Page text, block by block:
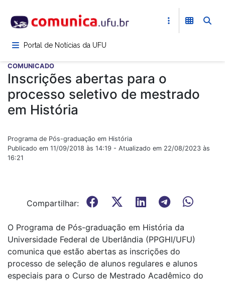
para
conteúdoPortal de Notícias da UFU
COMUNICADO
Inscrições abertas para o
processo seletivo de mestrado
em História
Programa de Pós-graduação em História
Publicado em 11/09/2018 às 14:19 - Atualizado em 22/08/2023 às
16:21
Compartilhar:
O Programa de Pós-graduação em História da
Universidade Federal de Uberlândia (PPGHI/UFU)
comunica que estão abertas as inscrições do
processo de seleção de alunos regulares e alunos
especiais para o Curso de Mestrado Acadêmico do